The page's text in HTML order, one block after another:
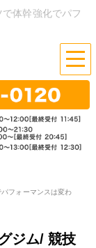
体幹強化でパフ
フォーマンスは変わ
ジム/ 競技